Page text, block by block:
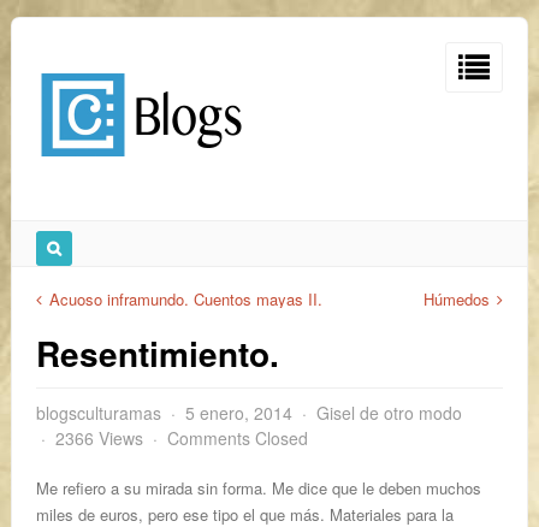
Acuoso inframundo. Cuentos mayas II. Húmedos
Resentimiento.
blogsculturamas 5 enero, 2014
Gisel de otro modo
2366 Views
Comments Closed
Me refiero a su mirada sin forma. Me dice que le deben muchos
miles de euros, pero ese tipo el que más. Materiales para la